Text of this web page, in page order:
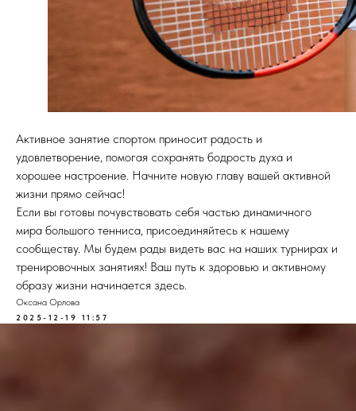
Активное занятие спортом приносит радость и
удовлетворение, помогая сохранять бодрость духа и
хорошее настроение. Начните новую главу вашей активной
жизни прямо сейчас!
Если вы готовы почувствовать себя частью динамичного
мира большого тенниса, присоединяйтесь к нашему
сообществу. Мы будем рады видеть вас на наших турнирах и
тренировочных занятиях! Ваш путь к здоровью и активному
образу жизни начинается здесь.
Оксана Орлова
2025-12-19 11:57